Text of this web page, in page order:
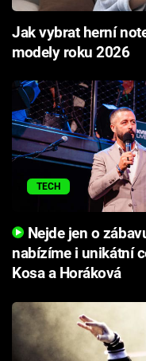
Jak vybrat herní
modely roku 2026
TECH
Nejde jen o
nabízíme i unikátní
Kosa a Horáková